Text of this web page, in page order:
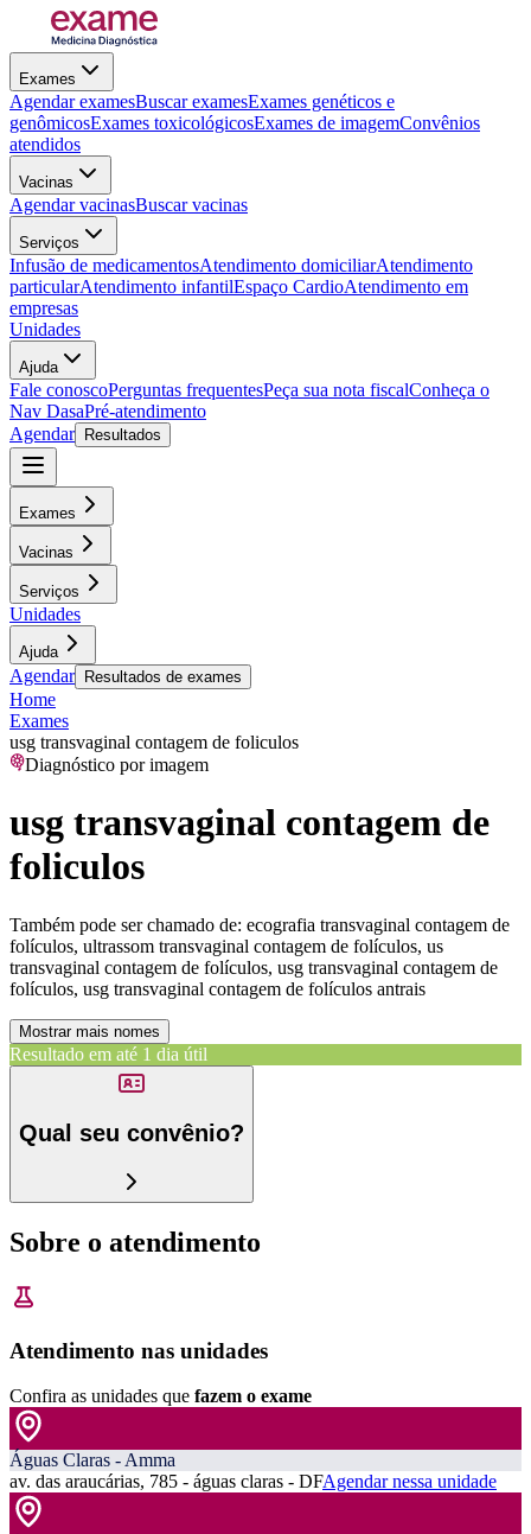
Exames
Agendar examesBuscar examesExames genéticos e
genômicosExames toxicológicosExames de imagemConvênios
atendidos
Vacinas
Agendar vacinasBuscar vacinas
Serviços
Infusão de medicamentosAtendimento domiciliarAtendimento
particularAtendimento infantilEspaço CardioAtendimento em
empresas
Unidades
Ajuda
Fale conoscoPerguntas frequentesPeça sua nota fiscalConheça o
Nav DasaPré-atendimento
Agendar
Resultados
Exames
Vacinas
Serviços
Unidades
Ajuda
Agendar Resultados de exames
Home
Exames
usg transvaginal contagem de foliculos
Diagnóstico por imagem
usg transvaginal contagem de
foliculos
Também pode ser chamado de: ecografia transvaginal contagem de
folículos, ultrassom transvaginal contagem de folículos, us
transvaginal contagem de folículos, usg transvaginal contagem de
folículos, usg transvaginal contagem de folículos antrais
Mostrar mais nomes
Resultado em até 1 dia útil
Qual seu convênio?
Sobre o atendimento
Atendimento nas unidades
Confira as unidades que fazem o exame
Águas Claras - Amma
av. das araucárias, 785 - águas claras - DFAgendar nessa unidade